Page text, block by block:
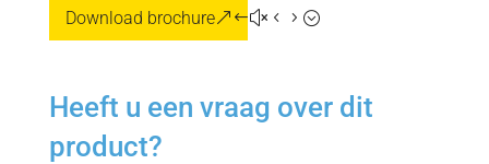
Download brochure
Heeft u een vraag over dit
product?